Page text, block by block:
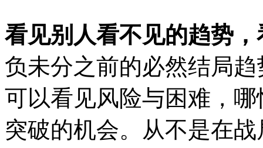
看见别人看不见的趋势
负未分之前的必然结局趋
可以看见风险与困难，
突破的机会。 从不是在